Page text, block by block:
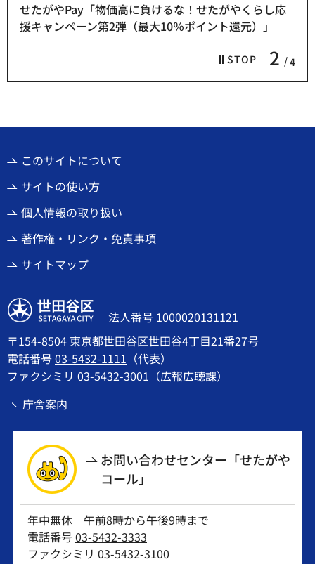
STOP 2 4
せたがやPay「物価高に負けるな！せたがやくらし応
援キャンペーン第2弾（最大10％ポイント還元）」
このサイトについて
サイトの使い方
個人情報の取り扱い
著作権・リンク・免責事項
サイトマップ
世田谷区
法人番号 1000020131121
〒154-8504 東京都世田谷区世田谷4丁目21番27号
電話番号03-5432-1111 （代表）
ファクシミリ 03-5432-3001（広報広聴課）
庁舎案内
お問い合わせセンター「せたがや
コール」
年中無休 午前8時から午後9時まで
電話番号03-5432-3333
ファクシミリ 03-5432-3100